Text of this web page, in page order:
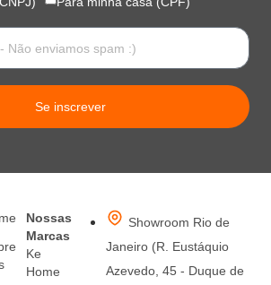
Se inscrever
Nossas
Marcas
Ke
Home
Showroom Rio de
Janeiro (R. Eustáquio
Azevedo, 45 - Duque de